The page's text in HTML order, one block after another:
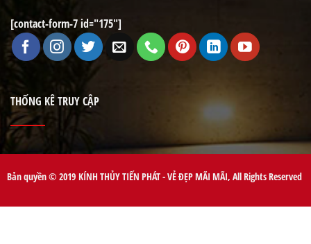
[contact-form-7 id="175"]
THỐNG KÊ TRUY CẬP
Bản quyền © 2019 KÍNH THỦY TIẾN PHÁT - VẺ ĐẸP MÃI MÃI, All Rights Reserved